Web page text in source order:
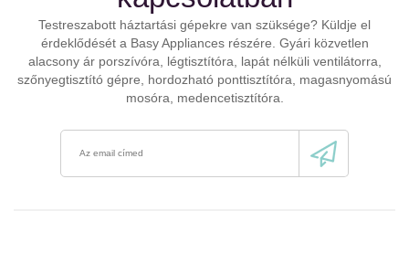
Testreszabott háztartási gépekre van szüksége? Küldje el
érdeklődését a Basy Appliances részére. Gyári közvetlen
alacsony ár porszívóra, légtisztítóra, lapát nélküli ventilátorra,
szőnyegtisztító gépre, hordozható ponttisztítóra, magasnyomású
mosóra, medencetisztítóra.